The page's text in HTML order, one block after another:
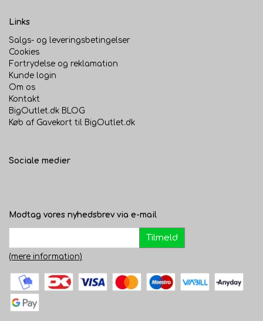
Links
Salgs- og leveringsbetingelser
Cookies
Fortrydelse og reklamation
Kunde login
Om os
Kontakt
BigOutlet.dk BLOG
Køb af Gavekort til BigOutlet.dk
Sociale medier
Modtag vores nyhedsbrev via e-mail
Tilmeld
(mere information)